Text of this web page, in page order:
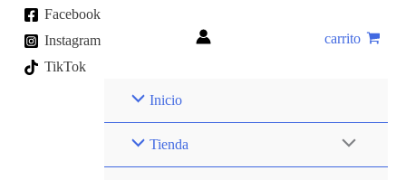
contenido
Facebook
Instagram
TikTok
carrito
Inicio
Tienda